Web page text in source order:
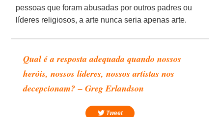
pessoas que foram abusadas por outros padres ou
líderes religiosos, a arte nunca seria apenas arte.
Qual é a resposta adequada quando nossos
heróis, nossos líderes, nossos artistas nos
decepcionam? – Greg Erlandson
Tweet